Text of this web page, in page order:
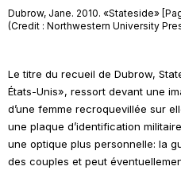
Dubrow, Jane. 2010. «Stateside»
(Credit : Northwestern University
Le titre du recueil de Dubrow,
États-Unis», ressort devant une
d’une femme recroquevillée sur
une plaque d’identification
une optique plus personnelle: la
des couples et peut